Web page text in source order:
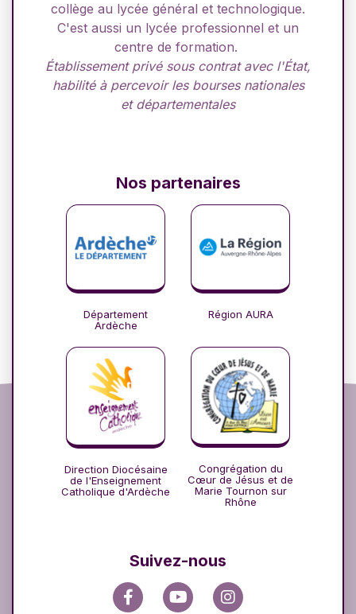
collège au lycée général et technologique.
C'est aussi un lycée professionnel et un
centre de formation.
Établissement privé sous contrat avec l'État,
habilité à percevoir les bourses nationales
et départementales
Suivez-nous
Nos partenaires
Département
Ardèche
Région AURA
Direction Diocésaine
de l'Enseignement
Catholique d'Ardèche
Congrégation du
Cœur de Jésus et de
Marie Tournon sur
Rhône